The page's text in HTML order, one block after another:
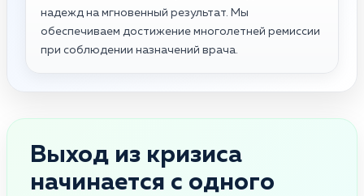
надежд на мгновенный результат. Мы
обеспечиваем достижение многолетней ремиссии
при соблюдении назначений врача.
Выход из кризиса
начинается с одного